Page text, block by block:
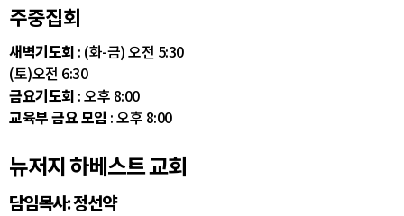
주중집회
새벽기도회 : (화-금) 오전 5:30
(토)오전 6:30
금요기도회 : 오후 8:00
교육부 금요 모임 : 오후 8:00
뉴저지 하베스트 교회
담임목사: 정선약